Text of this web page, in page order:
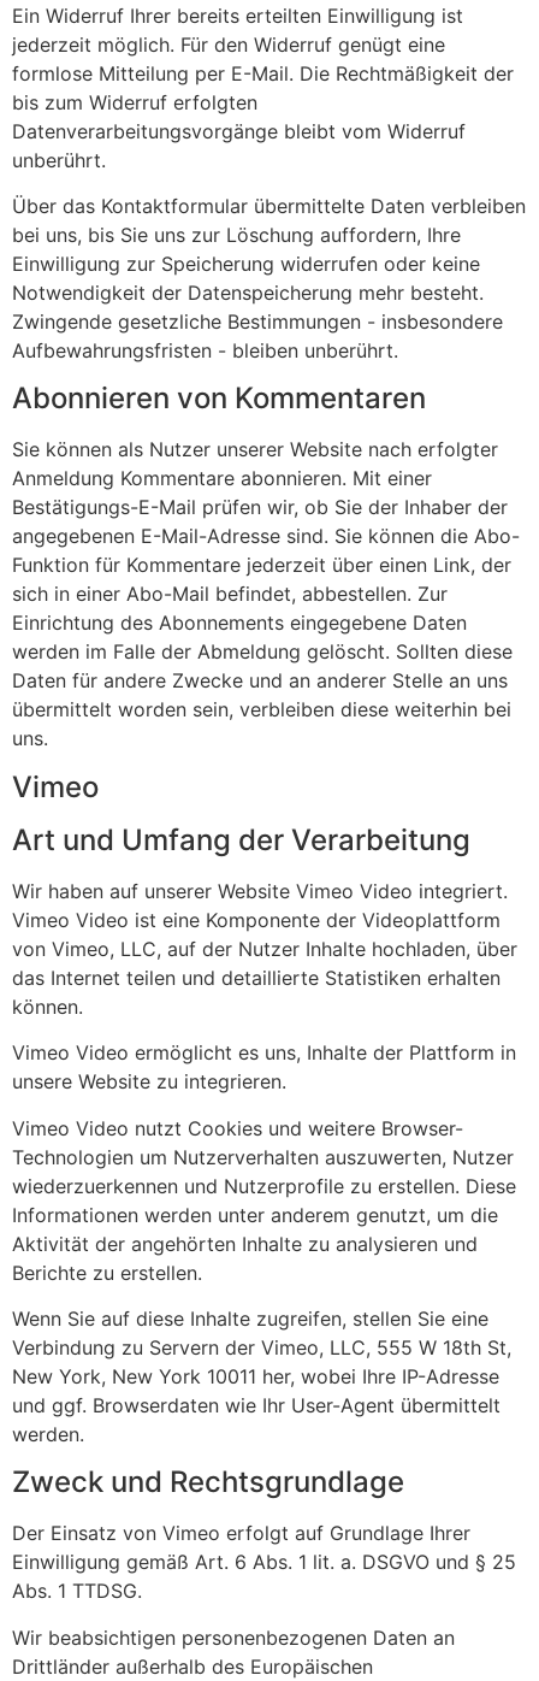
Ein Widerruf Ihrer bereits erteilten Einwilligung ist
jederzeit möglich. Für den Widerruf genügt eine
formlose Mitteilung per E-Mail. Die Rechtmäßigkeit der
bis zum Widerruf erfolgten
Datenverarbeitungsvorgänge bleibt vom Widerruf
unberührt.
Über das Kontaktformular übermittelte Daten verbleiben
bei uns, bis Sie uns zur Löschung auffordern, Ihre
Einwilligung zur Speicherung widerrufen oder keine
Notwendigkeit der Datenspeicherung mehr besteht.
Zwingende gesetzliche Bestimmungen - insbesondere
Aufbewahrungsfristen - bleiben unberührt.
Abonnieren von Kommentaren
Sie können als Nutzer unserer Website nach erfolgter
Anmeldung Kommentare abonnieren. Mit einer
Bestätigungs-E-Mail prüfen wir, ob Sie der Inhaber der
angegebenen E-Mail-Adresse sind. Sie können die Abo-
Funktion für Kommentare jederzeit über einen Link, der
sich in einer Abo-Mail befindet, abbestellen. Zur
Einrichtung des Abonnements eingegebene Daten
werden im Falle der Abmeldung gelöscht. Sollten diese
Daten für andere Zwecke und an anderer Stelle an uns
übermittelt worden sein, verbleiben diese weiterhin bei
uns.
Vimeo
Art und Umfang der Verarbeitung
Wir haben auf unserer Website Vimeo Video integriert.
Vimeo Video ist eine Komponente der Videoplattform
von Vimeo, LLC, auf der Nutzer Inhalte hochladen, über
das Internet teilen und detaillierte Statistiken erhalten
können.
Vimeo Video ermöglicht es uns, Inhalte der Plattform in
unsere Website zu integrieren.
Vimeo Video nutzt Cookies und weitere Browser-
Technologien um Nutzerverhalten auszuwerten, Nutzer
wiederzuerkennen und Nutzerprofile zu erstellen. Diese
Informationen werden unter anderem genutzt, um die
Aktivität der angehörten Inhalte zu analysieren und
Berichte zu erstellen.
Wenn Sie auf diese Inhalte zugreifen, stellen Sie eine
Verbindung zu Servern der Vimeo, LLC, 555 W 18th St,
New York, New York 10011 her, wobei Ihre IP-Adresse
und ggf. Browserdaten wie Ihr User-Agent übermittelt
werden.
Zweck und Rechtsgrundlage
Der Einsatz von Vimeo erfolgt auf Grundlage Ihrer
Einwilligung gemäß Art. 6 Abs. 1 lit. a. DSGVO und § 25
Abs. 1 TTDSG.
Wir beabsichtigen personenbezogenen Daten an
Drittländer außerhalb des Europäischen